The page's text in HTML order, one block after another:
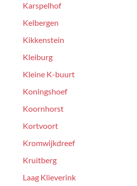
Karspelhof
Kelbergen
Kikkenstein
Kleiburg
Kleine K-buurt
Koningshoef
Koornhorst
Kortvoort
Kromwijkdreef
Kruitberg
Laag Klieverink